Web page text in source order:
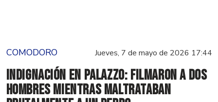
COMODORO Jueves, 7 de mayo de 2026 17:44
Indignación en Palazzo: filmaron a dos
hombres mientras maltrataban